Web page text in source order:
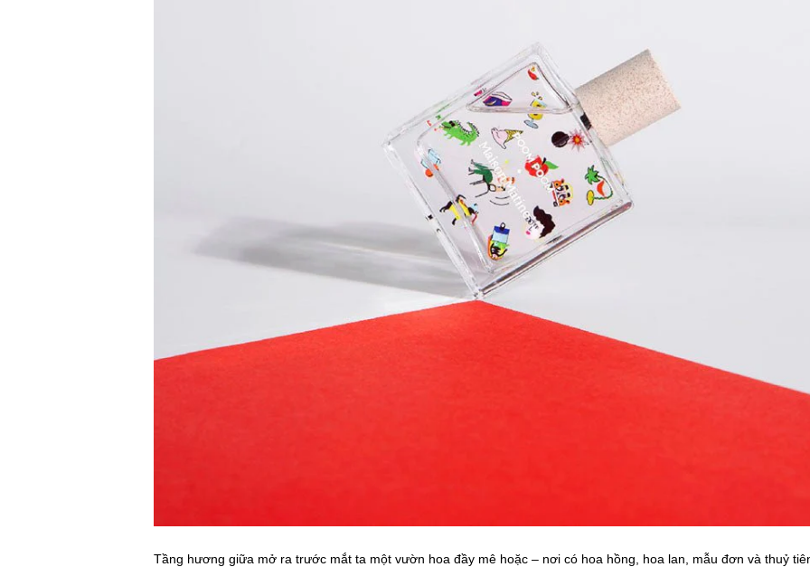
Tầng hương giữa mở ra trước mắt ta một vườn hoa đầy mê hoặc – nơi có hoa hồng, hoa lan, mẫu đơn và thuỷ